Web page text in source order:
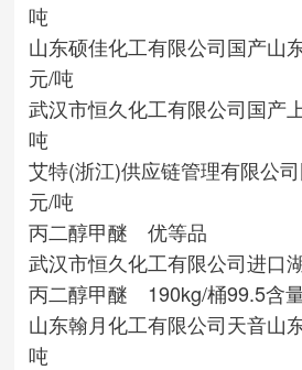
吨
山东硕佳化工有限公司国产山
元/吨
武汉市恒久化工有限公司国产
吨
艾特(浙江)供应链管理有限公司
元/吨
丙二醇甲醚 优等品
武汉市恒久化工有限公司进口
丙二醇甲醚 190kg/桶99.5含
山东翰月化工有限公司天音山
吨